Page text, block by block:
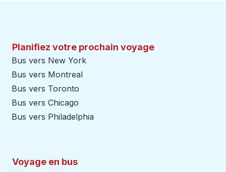
Planifiez votre prochain voyage
Bus vers New York
Bus vers Montreal
Bus vers Toronto
Bus vers Chicago
Bus vers Philadelphia
Voyage en bus